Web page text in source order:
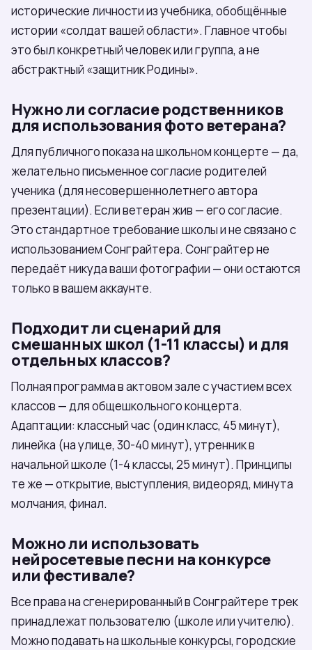
исторические личности из учебника, обобщённые
истории «солдат вашей области». Главное чтобы
это был конкретный человек или группа, а не
абстрактный «защитник Родины».
Нужно ли согласие родственников
для использования фото ветерана?
Для публичного показа на школьном концерте — да,
желательно письменное согласие родителей
ученика (для несовершеннолетнего автора
презентации). Если ветеран жив — его согласие.
Это стандартное требование школы и не связано с
использованием Сонграйтера. Сонграйтер не
передаёт никуда ваши фотографии — они остаются
только в вашем аккаунте.
Подходит ли сценарий для
смешанных школ (1-11 классы) и для
отдельных классов?
Полная программа в актовом зале с участием всех
классов — для общешкольного концерта.
Адаптации: классный час (один класс, 45 минут),
линейка (на улице, 30-40 минут), утренник в
начальной школе (1-4 классы, 25 минут). Принципы
те же — открытие, выступления, видеоряд, минута
молчания, финал.
Можно ли использовать
нейросетевые песни на конкурсе
или фестивале?
Все права на сгенерированный в Сонграйтере трек
принадлежат пользователю (школе или учителю).
Можно подавать на школьные конкурсы, городские